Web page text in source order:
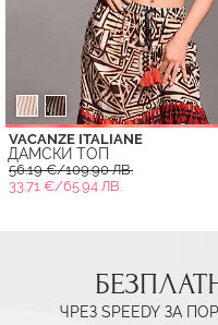
VACANZE ITALIANE
ДАМСКИ ТОП
56.19 €/109.90 ЛВ.
33.71 €/65.94 ЛВ.
ЧРЕЗ SPEEDY ЗА